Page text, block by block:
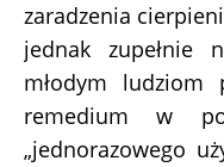
zaradzenia
jednak zupełnie
młodym ludziom
remedium w
„jednorazowego